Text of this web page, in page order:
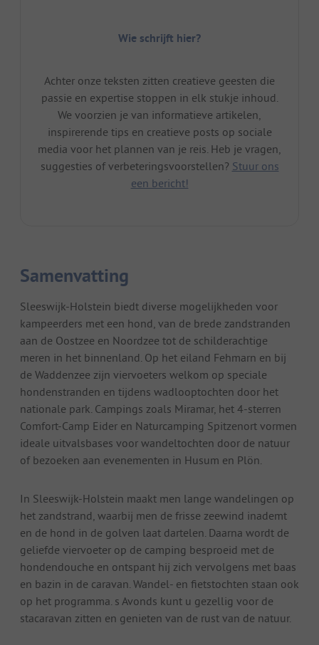
Wie schrijft hier?
Achter onze teksten zitten creatieve geesten die
passie en expertise stoppen in elk stukje inhoud.
We voorzien je van informatieve artikelen,
inspirerende tips en creatieve posts op sociale
media voor het plannen van je reis. Heb je vragen,
suggesties of verbeteringsvoorstellen? Stuur ons
een bericht!
Samenvatting
Sleeswijk-Holstein biedt diverse mogelijkheden voor
kampeerders met een hond, van de brede zandstranden
aan de Oostzee en Noordzee tot de schilderachtige
meren in het binnenland. Op het eiland Fehmarn en bij
de Waddenzee zijn viervoeters welkom op speciale
hondenstranden en tijdens wadlooptochten door het
nationale park. Campings zoals Miramar, het 4-sterren
Comfort-Camp Eider en Naturcamping Spitzenort vormen
ideale uitvalsbases voor wandeltochten door de natuur
of bezoeken aan evenementen in Husum en Plön.
In Sleeswijk-Holstein maakt men lange wandelingen op
het zandstrand, waarbij men de frisse zeewind inademt
en de hond in de golven laat dartelen. Daarna wordt de
geliefde viervoeter op de camping besproeid met de
hondendouche en ontspant hij zich vervolgens met baas
en bazin in de caravan. Wandel- en fietstochten staan ook
op het programma. s Avonds kunt u gezellig voor de
stacaravan zitten en genieten van de rust van de natuur.